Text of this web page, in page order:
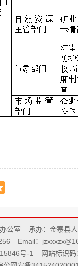
公室
承办：金寨县
Email：
号-1
网站标识